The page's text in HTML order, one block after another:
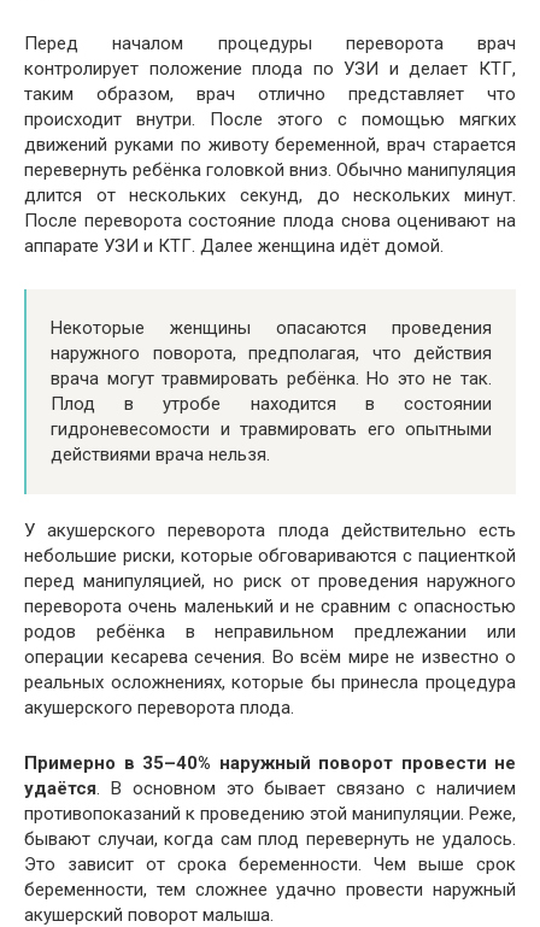
Перед началом процедуры переворота врач
контролирует положение плода по УЗИ и делает КТГ,
таким образом, врач отлично представляет что
происходит внутри. После этого с помощью мягких
движений руками по животу беременной, врач старается
перевернуть ребёнка головкой вниз. Обычно манипуляция
длится от нескольких секунд, до нескольких минут.
После переворота состояние плода снова оценивают на
аппарате УЗИ и КТГ. Далее женщина идёт домой.
Некоторые женщины опасаются проведения
наружного поворота, предполагая, что действия
врача могут травмировать ребёнка. Но это не так.
Плод в утробе находится в состоянии
гидроневесомости и травмировать его опытными
действиями врача нельзя.
У акушерского переворота плода действительно есть
небольшие риски, которые обговариваются с пациенткой
перед манипуляцией, но риск от проведения наружного
переворота очень маленький и не сравним с опасностью
родов ребёнка в неправильном предлежании или
операции кесарева сечения. Во всём мире не известно о
реальных осложнениях, которые бы принесла процедура
акушерского переворота плода.
Примерно в 35–40% наружный поворот провести не
удаётся. В основном это бывает связано с наличием
противопоказаний к проведению этой манипуляции. Реже,
бывают случаи, когда сам плод перевернуть не удалось.
Это зависит от срока беременности. Чем выше срок
беременности, тем сложнее удачно провести наружный
акушерский поворот малыша.